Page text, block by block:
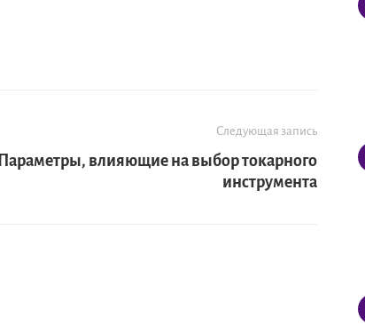
Следующая запись
Параметры, влияющие на выбор токарного
инструмента